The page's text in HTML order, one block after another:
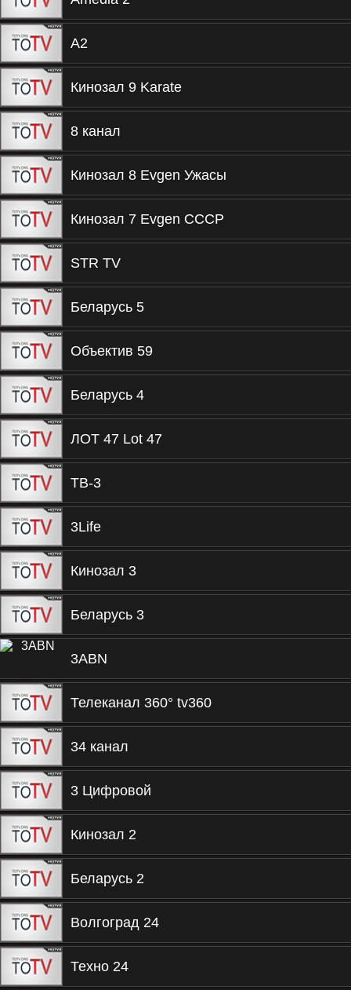
A2
Кинозал 9 Karate
8 канал
Кинозал 8 Evgen Ужасы
Кинозал 7 Evgen СССР
STR TV
Беларусь 5
Объектив 59
Беларусь 4
ЛОТ 47 Lot 47
ТВ-3
3Life
Кинозал 3
Беларусь 3
3ABN
Телеканал 360° tv360
34 канал
3 Цифровой
Кинозал 2
Беларусь 2
Волгоград 24
Техно 24